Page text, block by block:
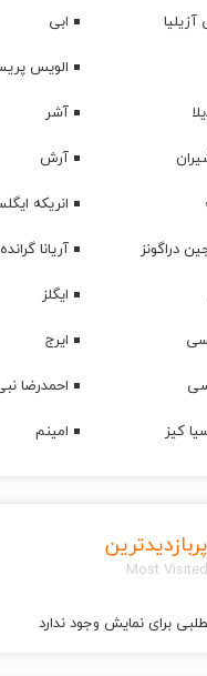
آزیلیا
ابی
الویس
آشر
آرش
انریکه
دراگونز
آریانا گرانده
ایگلز
ایرج
احمدرضا
کیز
امینم
پربازدیدترین
Most Visited
برای نمایش وجود ندارد